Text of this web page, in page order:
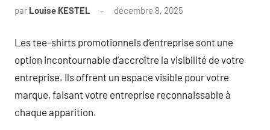
par Louise KESTEL décembre 8, 2025
Les tee-shirts promotionnels d’entreprise sont une
option incontournable d’accroître la visibilité de votre
entreprise. Ils offrent un espace visible pour votre
marque, faisant votre entreprise reconnaissable à
chaque apparition.